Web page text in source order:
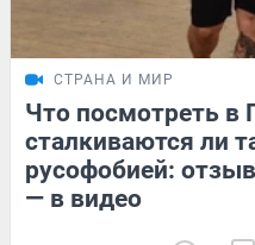
СТРАНА И МИР
Что посмотреть в
сталкиваются ли
русофобией:
— в видео